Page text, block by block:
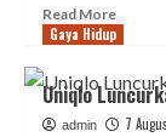
Read MoreRead
more
Uniqlo
Koleksi
Gaya Hidup
Uniqlo
admin 7